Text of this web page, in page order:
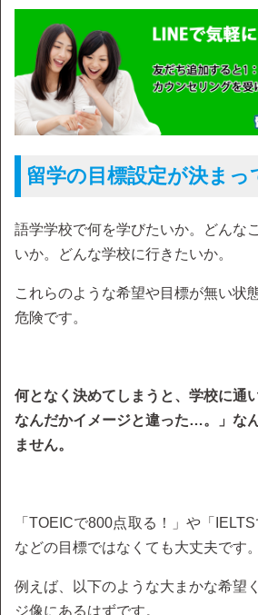
留学の目標設定が決まっ
語学学校で何を学びたいか。どんな
いか。どんな学校に行きたいか。
これらのような希望や目標が無い状
危険です。
何となく決めてしまうと、学校に通
なんだかイメージと違った…。」な
ません。
「TOEICで800点取る！」や「
などの目標ではなくても大丈夫です。
例えば、以下のような大まかな希望
ジ像にあるはずです。